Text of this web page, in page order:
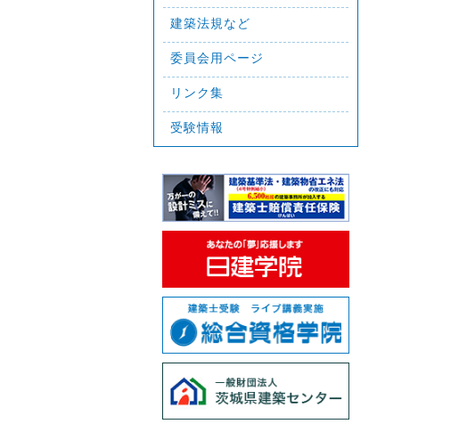
建築法規など
委員会用ページ
リンク集
受験情報